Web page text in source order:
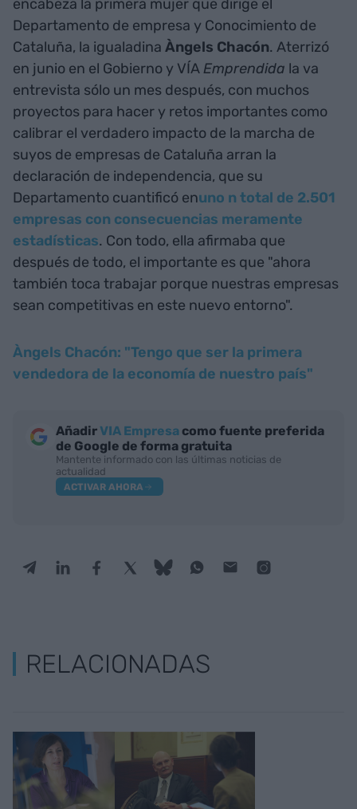
encabeza la primera mujer que dirige el
Departamento de empresa y Conocimiento de
Cataluña, la igualadina Àngels Chacón. Aterrizó
en junio en el Gobierno y VÍAEmprendida la va
entrevista sólo un mes después, con muchos
proyectos para hacer y retos importantes como
calibrar el verdadero impacto de la marcha de
suyos de empresas de Cataluña arran la
declaración de independencia, que su
Departamento cuantificó enuno n total de 2.501
empresas con consecuencias meramente
estadísticas. Con todo, ella afirmaba que
después de todo, el importante es que "ahora
también toca trabajar porque nuestras empresas
sean competitivas en este nuevo entorno".
Àngels Chacón: "Tengo que ser la primera
vendedora de la economía de nuestro país"
AñadirVIA Empresa como fuente preferida
de Google de forma gratuita
Mantente informado con las últimas noticias de
actualidad
ACTIVAR AHORA
RELACIONADAS